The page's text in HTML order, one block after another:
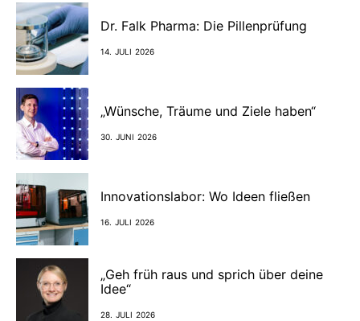
Dr. Falk Pharma: Die Pillenprüfung
14. JULI 2026
„Wünsche, Träume und Ziele haben“
30. JUNI 2026
Innovationslabor: Wo Ideen fließen
16. JULI 2026
„Geh früh raus und sprich über deine
Idee“
28. JULI 2026